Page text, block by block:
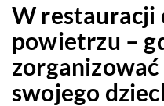
W restauracji
powietrzu –
swojego